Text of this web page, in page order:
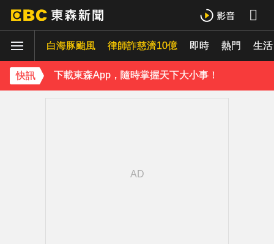
白海豚颱風 律師詐慈濟10億 即時 熱門 生活
快訊
下載東森App，隨時掌握天下大小事！